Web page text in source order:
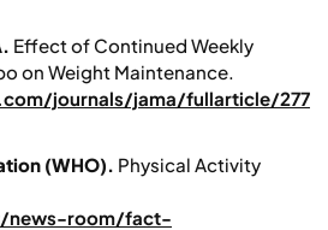
Effect of Continued Weekly
on Weight Maintenance.
journals/jama/fullarticle/277
(WHO). Physical Activity
news-room/fact-